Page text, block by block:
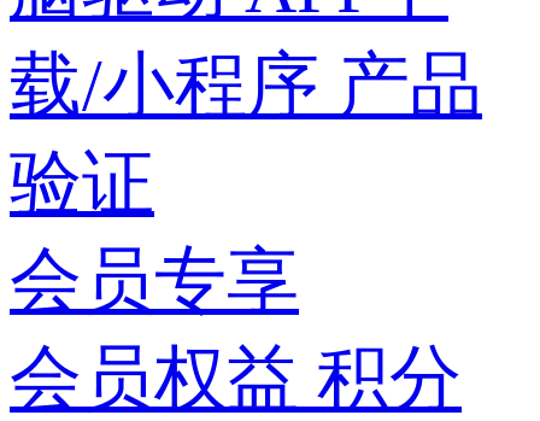
载/小程序 产品
验证
会员专享
会员权益 积分